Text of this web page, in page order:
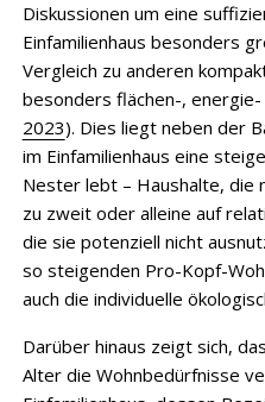
Diskussionen um eine
Einfamilienhaus besonders
Vergleich zu anderen
besonders flächen-,
2023). Dies liegt neben der
im Einfamilienhaus eine
Nester lebt – Haushalte, die
zu zweit oder alleine auf
die sie potenziell nicht
so steigenden Pro-Kopf-
auch die individuelle
Darüber hinaus zeigt sich,
Alter die Wohnbedürfnisse